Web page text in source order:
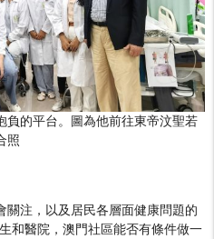
負的平台。圖為他前往東帝汶聖若
照
關注，以及居民各層面健康問題的
和醫院，澳門社區能否有條件做一